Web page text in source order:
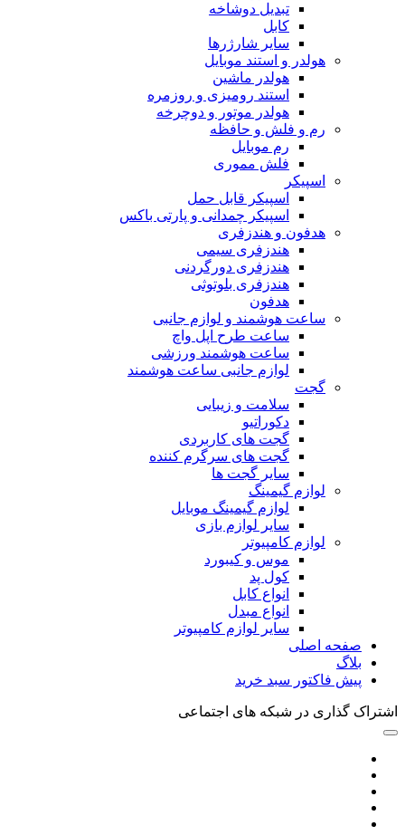
تبدیل دوشاخه
کابل
سایر شارژرها
هولدر و استند موبایل
هولدر ماشین
استند رومیزی و روزمره
هولدر موتور و دوچرخه
رم و فلش و حافظه
رم موبایل
فلش مموری
اسپیکر
اسپیکر قابل حمل
اسپیکر چمدانی و پارتی باکس
هدفون و هندزفری
هندزفری سیمی
هندزفری دورگردنی
هندزفری بلوتوثی
هدفون
ساعت هوشمند و لوازم جانبی
ساعت طرح اپل واچ
ساعت هوشمند ورزشی
لوازم جانبی ساعت هوشمند
گجت
سلامت و زیبایی
دکوراتیو
گجت های کاربردی
گجت های سرگرم کننده
سایر گجت ها
لوازم گیمینگ
لوازم گیمینگ موبایل
سایر لوازم بازی
لوازم کامپیوتر
موس و کیبورد
کول پد
انواع کابل
انواع مبدل
سایر لوازم کامپیوتر
صفحه اصلی
بلاگ
پیش فاکتور سبد خرید
اشتراک گذاری در شبکه های اجتماعی